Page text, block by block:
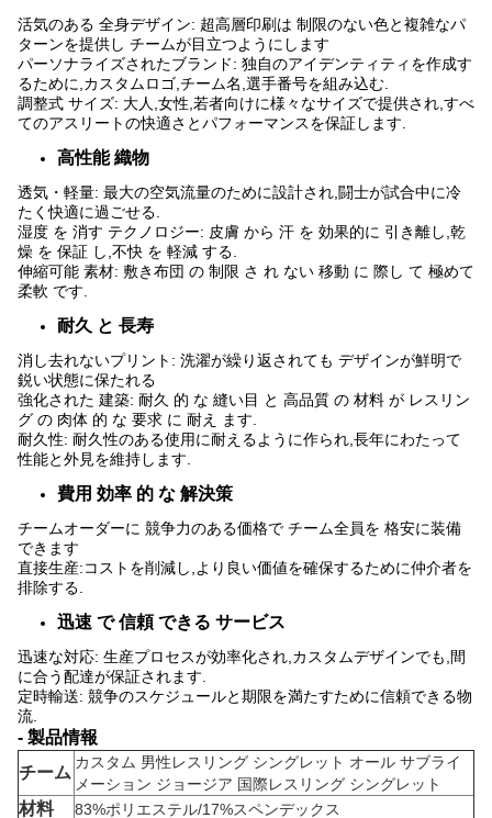
活気のある 全身デザイン: 超高層印刷は 制限のない色と複雑なパ
ターンを提供し チームが目立つようにします
パーソナライズされたブランド: 独自のアイデンティティを作成す
るために,カスタムロゴ,チーム名,選手番号を組み込む.
調整式 サイズ: 大人,女性,若者向けに様々なサイズで提供され,すべ
てのアスリートの快適さとパフォーマンスを保証します.
高性能 織物
透気・軽量: 最大の空気流量のために設計され,闘士が試合中に冷
たく快適に過ごせる.
湿度 を 消す テクノロジー: 皮膚 から 汗 を 効果的に 引き離し,乾
燥 を 保証 し,不快 を 軽減 する.
伸縮可能 素材: 敷き布団 の 制限 さ れ ない 移動 に 際し て 極めて
柔軟 です.
耐久 と 長寿
消し去れないプリント: 洗濯が繰り返されても デザインが鮮明で
鋭い状態に保たれる
強化された 建築: 耐久 的 な 縫い目 と 高品質 の 材料 が レスリン
グ の 肉体 的 な 要求 に 耐え ます.
耐久性: 耐久性のある使用に耐えるように作られ,長年にわたって
性能と外見を維持します.
費用 効率 的 な 解決策
チームオーダーに 競争力のある価格で チーム全員を 格安に装備
できます
直接生産:コストを削減し,より良い価値を確保するために仲介者を
排除する.
迅速 で 信頼 できる サービス
迅速な対応: 生産プロセスが効率化され,カスタムデザインでも,間
に合う配達が保証されます.
定時輸送: 競争のスケジュールと期限を満たすために信頼できる物
流.
- 製品情報
チーム
カスタム 男性レスリング シングレット オール サブライ
メーション ジョージア 国際レスリング シングレット
材料
83%ポリエステル/17%スペンデックス